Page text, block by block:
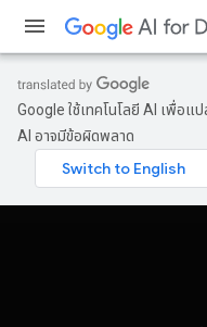
Google ใช้เทคโนโลยี AI เพื่อ
AI อาจมีข้อผิดพลาด